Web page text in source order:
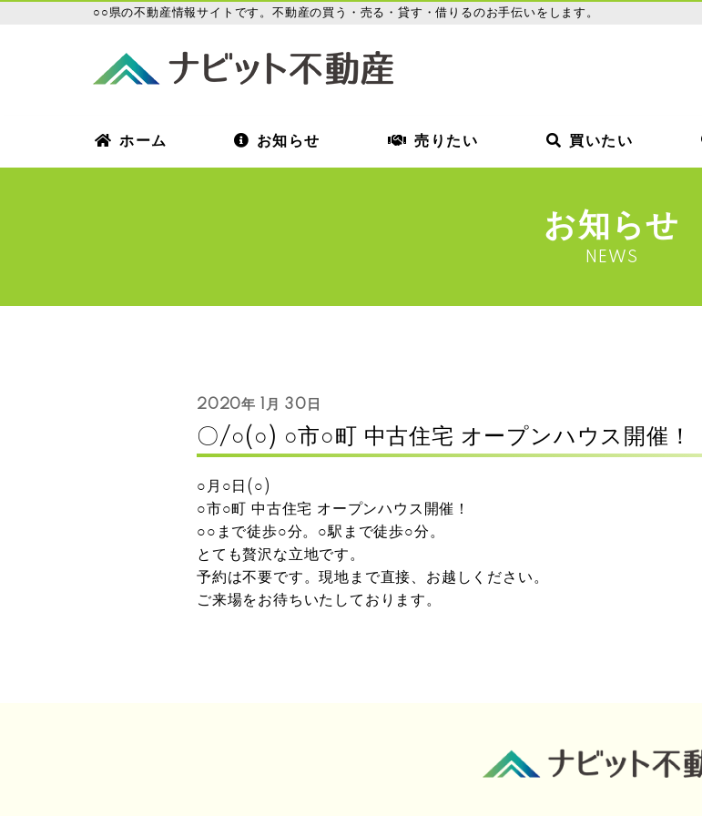
○○県の不動産情報サイトです。不動産の買う・売る・貸す・借りるのお手伝いをします。
ホーム お知らせ 売りたい 買いたい
お知らせ
NEWS
2020年 1月 30日
〇/○(○) ○市○町 中古住宅 オープンハウス開催！
○月○日(○)
○市○町 中古住宅 オープンハウス開催！
○○まで徒歩○分。○駅まで徒歩○分。
とても贅沢な立地です。
予約は不要です。現地まで直接、お越しください。
ご来場をお待ちいたしております。